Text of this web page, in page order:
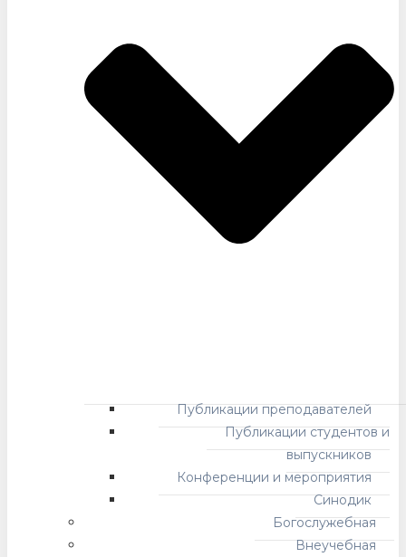
Публикации преподавателей
Публикации студентов и
выпускников
Конференции и мероприятия
Синодик
Богослужебная
Внеучебная